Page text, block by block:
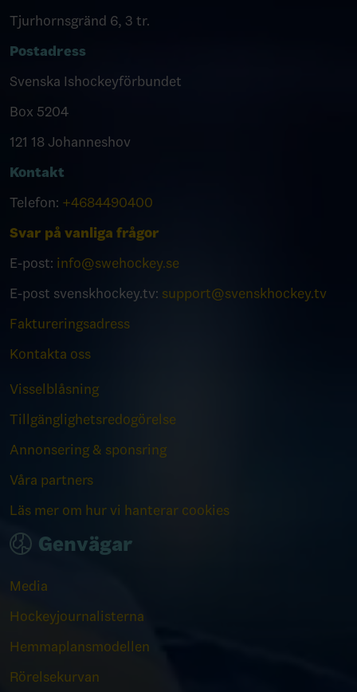
Tjurhornsgränd 6, 3 tr.
Postadress
Svenska Ishockeyförbundet
Box 5204
121 18 Johanneshov
Kontakt
Telefon: +4684490400
Svar på vanliga frågor
E-post: info@swehockey.se
E-post svenskhockey.tv: support@svenskhockey.tv
Faktureringsadress
Kontakta oss
Visselblåsning
Tillgänglighetsredogörelse
Annonsering & sponsring
Våra partners
Läs mer om hur vi hanterar cookies
Genvägar
Media
Hockeyjournalisterna
Hemmaplansmodellen
Rörelsekurvan